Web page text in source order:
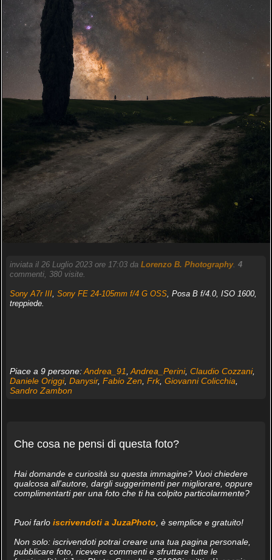
inviata il 26 Luglio 2023 ore 17:03 da Lorenzo B. Photography. 4
commenti, 380 visite.
Sony A7r III, Sony FE 24-105mm f/4 G OSS, Posa B f/4.0, ISO 1600,
treppiede.
Piace a 9 persone:Andrea_91 Andrea_Perini, Claudio Cozzani,
Daniele Origgi, Danysir, Fabio Zen Frk, Giovanni Colicchia
Sandro Zambon
Che cosa ne pensi di questa foto?
Hai domande e curiosità su questa immagine? Vuoi chiedere
qualcosa all'autore, dargli suggerimenti per migliorare, oppure
complimentarti per una foto che ti ha colpito particolarmente?
Puoi farlo iscrivendoti a JuzaPhoto, è semplice e gratuito!
Non solo: iscrivendoti potrai creare una tua pagina personale,
pubblicare foto, ricevere commenti e sfruttare tutte le